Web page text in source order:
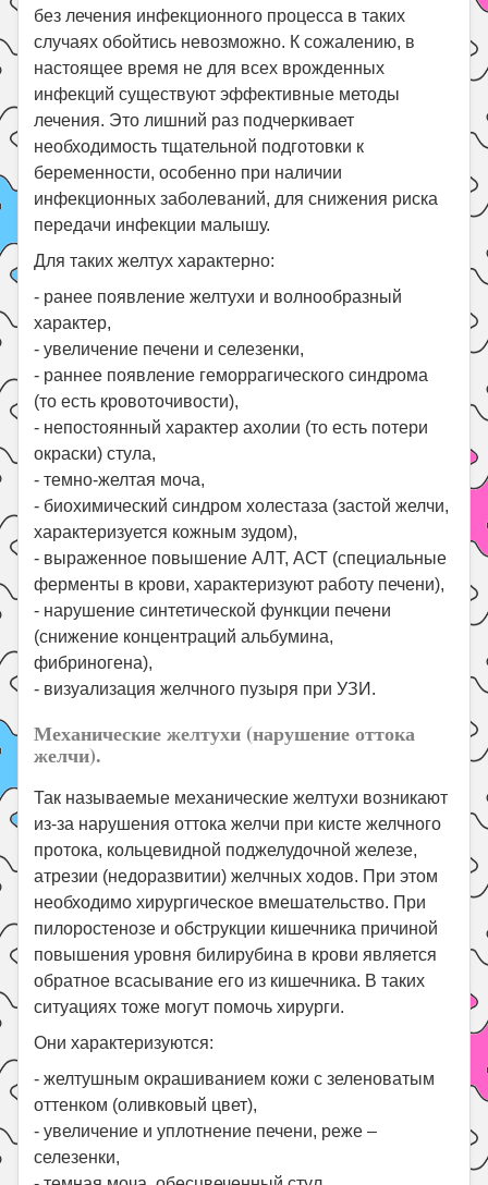
без лечения инфекционного процесса в таких
случаях обойтись невозможно. К сожалению, в
настоящее время не для всех врожденных
инфекций существуют эффективные методы
лечения. Это лишний раз подчеркивает
необходимость тщательной подготовки к
беременности, особенно при наличии
инфекционных заболеваний, для снижения риска
передачи инфекции малышу.
Для таких желтух характерно:
- ранее появление желтухи и волнообразный
характер,
- увеличение печени и селезенки,
- раннее появление геморрагического синдрома
(то есть кровоточивости),
- непостоянный характер ахолии (то есть потери
окраски) стула,
- темно-желтая моча,
- биохимический синдром холестаза (застой желчи,
характеризуется кожным зудом),
- выраженное повышение АЛТ, АСТ (специальные
ферменты в крови, характеризуют работу печени),
- нарушение синтетической функции печени
(снижение концентраций альбумина,
фибриногена),
- визуализация желчного пузыря при УЗИ.
Механические желтухи (нарушение оттока
желчи).
Так называемые механические желтухи возникают
из-за нарушения оттока желчи при кисте желчного
протока, кольцевидной поджелудочной железе,
атрезии (недоразвитии) желчных ходов. При этом
необходимо хирургическое вмешательство. При
пилоростенозе и обструкции кишечника причиной
повышения уровня билирубина в крови является
обратное всасывание его из кишечника. В таких
ситуациях тоже могут помочь хирурги.
Они характеризуются:
- желтушным окрашиванием кожи с зеленоватым
оттенком (оливковый цвет),
- увеличение и уплотнение печени, реже –
селезенки,